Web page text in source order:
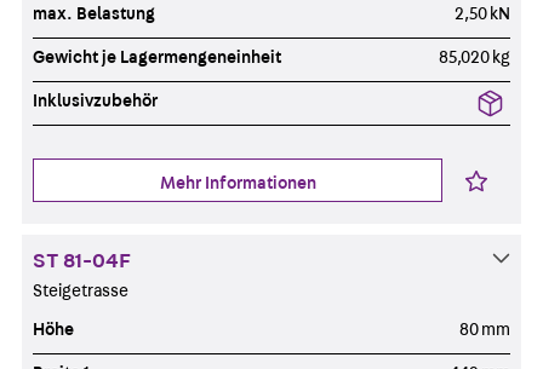
max. Belastung 2,50 kN
Gewicht je Lagermengeneinheit 85,020 kg
Inklusivzubehör
Mehr Informationen
ST 81-04F
Steigetrasse
Höhe 80 mm